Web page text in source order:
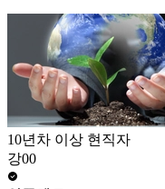
10년차 이상 현직자
강00